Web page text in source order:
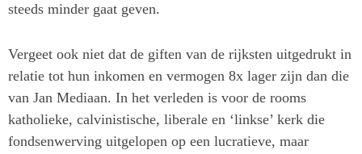
steeds minder gaat geven.
Vergeet ook niet dat de giften van de rijksten uitgedrukt in
relatie tot hun inkomen en vermogen 8x lager zijn dan die
van Jan Mediaan. In het verleden is voor de rooms
katholieke, calvinistische, liberale en ‘linkse’ kerk die
fondsenwerving uitgelopen op een lucratieve, maar